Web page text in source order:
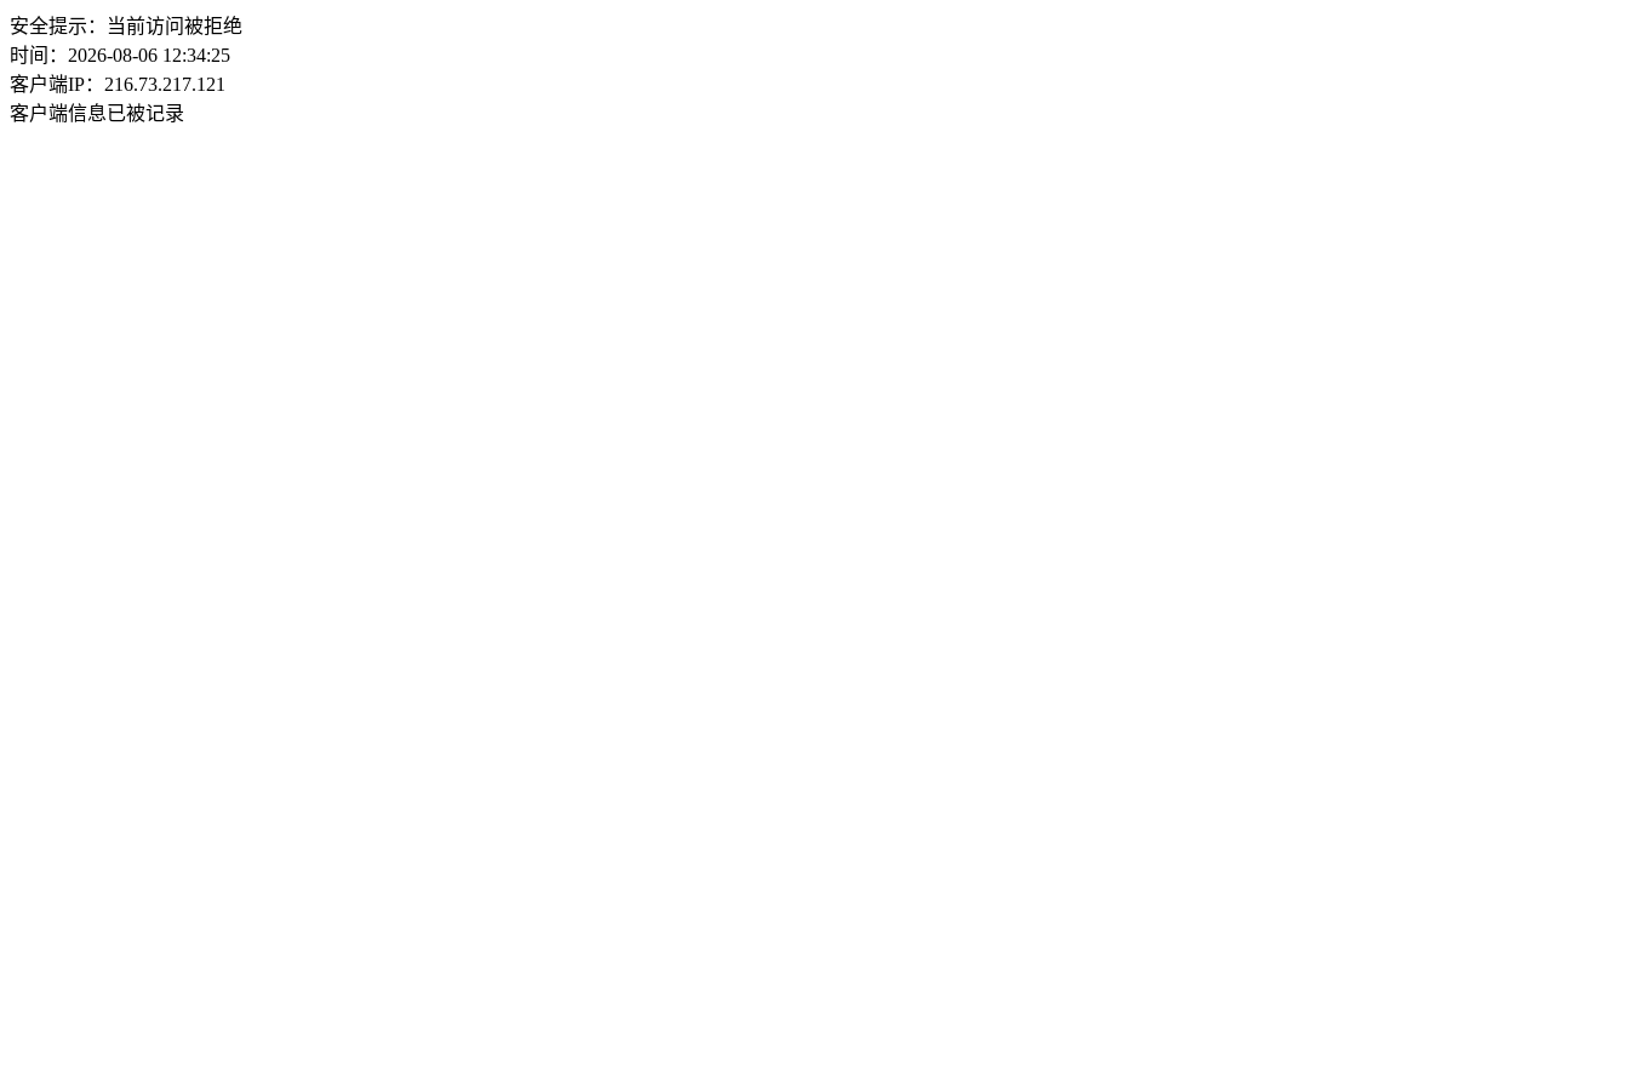
安全提示：当前访问被拒绝
时间：2026-08-06 12:34:25
客户端IP：216.73.217.121
客户端信息已被记录